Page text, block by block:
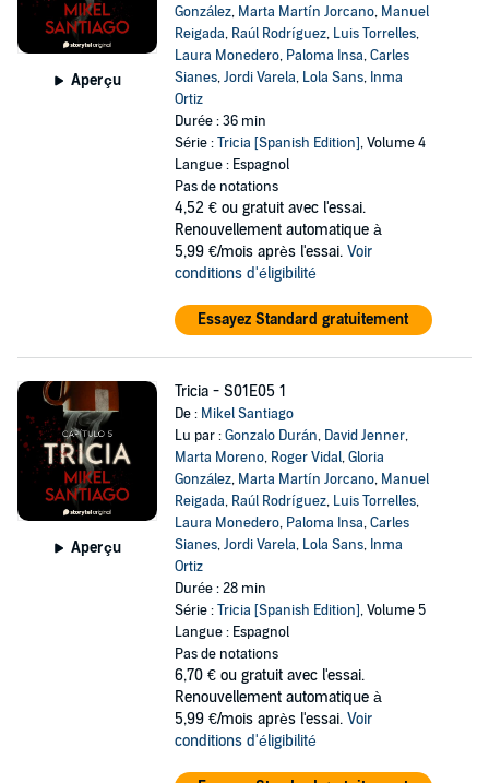
Aperçu
González, Marta Martín Jorcano, Manuel
Reigada, Raúl Rodríguez, Luis Torrelles,
Laura Monedero, Paloma Insa,Carles
Sianes,Jordi Varela, Lola Sans, Inma
Ortiz
Durée : 36 min
Série :Tricia [Spanish Edition], Volume 4
Langue : Espagnol
Pas de notations
4,52 € ou gratuit avec l'essai.
Renouvellement automatique à
5,99 €/mois après l'essai. Voir
conditions d'éligibilité
Essayez Standard gratuitement
Aperçu
Tricia - S01E05 1
De : Mikel Santiago
Lu par :Gonzalo Durán, David Jenner,
Marta Moreno, Roger Vidal,Gloria
González, Marta Martín Jorcano, Manuel
Reigada, Raúl Rodríguez, Luis Torrelles,
Laura Monedero, Paloma Insa,Carles
Sianes,Jordi Varela, Lola Sans, Inma
Ortiz
Durée : 28 min
Série :Tricia [Spanish Edition], Volume 5
Langue : Espagnol
Pas de notations
6,70 € ou gratuit avec l'essai.
Renouvellement automatique à
5,99 €/mois après l'essai. Voir
conditions d'éligibilité